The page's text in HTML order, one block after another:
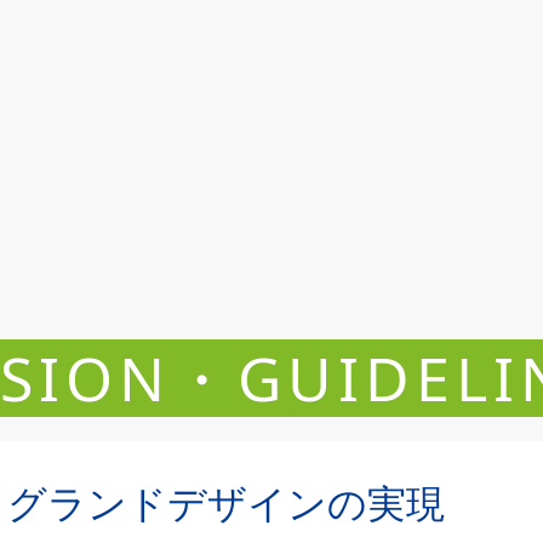
・
グランドデザインの実現